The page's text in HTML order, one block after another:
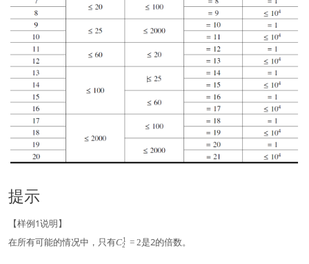
提示
【样例1说明】
在所有可能的情况中，只有C
C2
1 = 2是2的倍数。